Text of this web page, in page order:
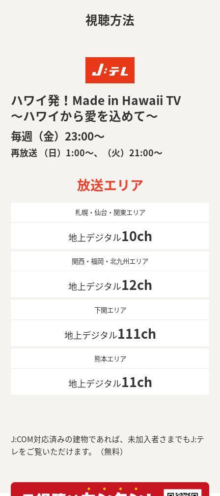
視聴方法
ハワイ発！Made in Hawaii TV
～ハワイから愛を込めて～
毎週（金）23:00〜
再放送 （日）1:00〜、（火）21:00〜
放送エリア
札幌・仙台・関東エリア
地上デジタル10ch
関西・福岡・北九州エリア
地上デジタル12ch
下関エリア
地上デジタル111ch
熊本エリア
地上デジタル11ch
J:COM対応済みの建物であれば、未加入者さまでもJ:テ
レをご覧いただけます。（無料）